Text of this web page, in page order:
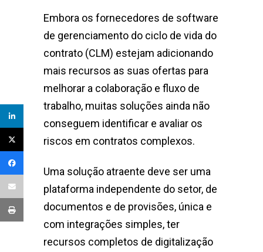
Embora os fornecedores de software
de gerenciamento do ciclo de vida do
contrato (CLM) estejam adicionando
mais recursos as suas ofertas para
melhorar a colaboração e fluxo de
trabalho, muitas soluções ainda não
conseguem identificar e avaliar os
riscos em contratos complexos.
Uma solução atraente deve ser uma
plataforma independente do setor, de
documentos e de provisões, única e
com integrações simples, ter
recursos completos de digitalização